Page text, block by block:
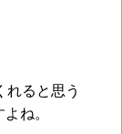
れると思う
ね。